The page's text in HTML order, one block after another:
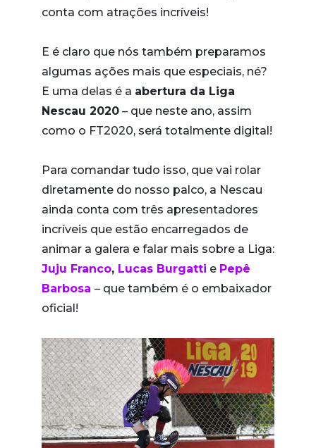
conta com atrações incríveis!
E é claro que nós também preparamos
algumas ações mais que especiais, né?
E uma delas é a abertura da Liga
Nescau 2020 – que neste ano, assim
como o FT2020, será totalmente digital!
Para comandar tudo isso, que vai rolar
diretamente do nosso palco, a Nescau
ainda conta com três apresentadores
incríveis que estão encarregados de
animar a galera e falar mais sobre a Liga:
Juju Franco, Lucas Burgatti e Pepê
Barbosa – que também é o embaixador
oficial!